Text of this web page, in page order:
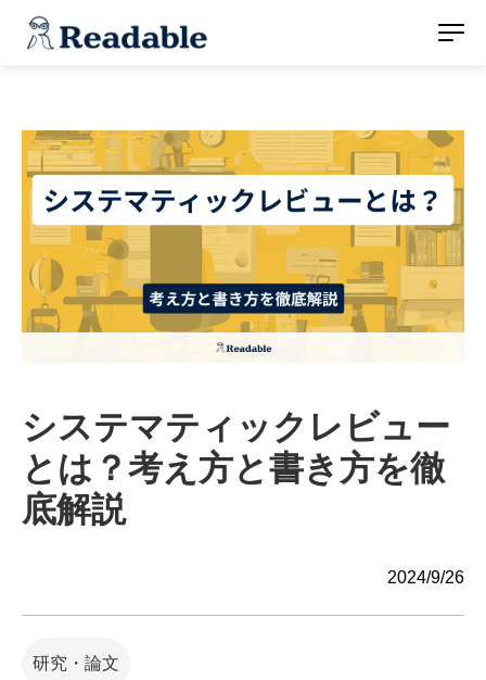
システマティックレビュー
とは？考え方と書き方を徹
底解説
2024/9/26
研究・論文